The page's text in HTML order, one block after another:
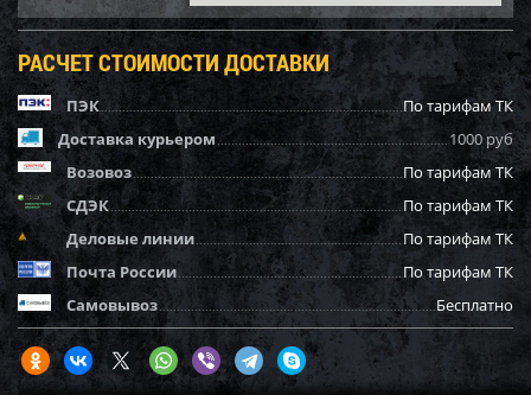
РАСЧЕТ СТОИМОСТИ ДОСТАВКИ
ПЭК
По тарифам ТК
Доставка курьером
1000 руб
Возовоз
По тарифам ТК
СДЭК
По тарифам ТК
Деловые линии
По тарифам ТК
Почта России
По тарифам ТК
Самовывоз
Бесплатно